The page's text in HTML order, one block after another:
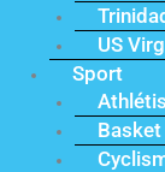
US
Sport
Basket